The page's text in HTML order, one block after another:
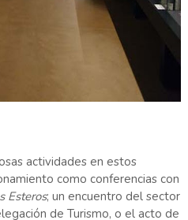
actividades en estos
como conferencias con
Esteros; un encuentro del sector
de Turismo, o el acto de